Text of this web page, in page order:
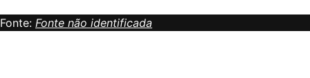
Fonte: Fonte não identificada